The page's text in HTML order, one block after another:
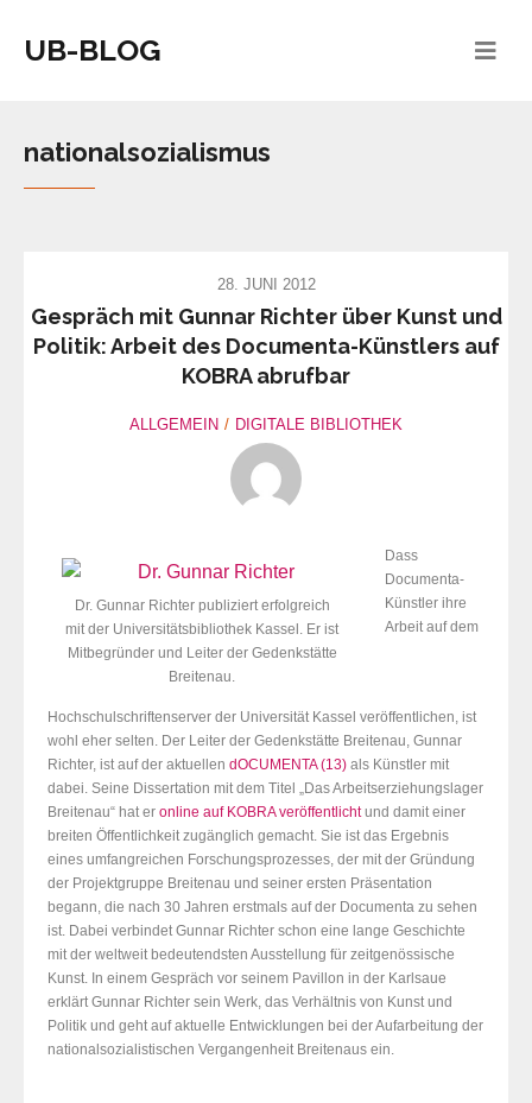
UB-BLOG
nationalsozialismus
28. JUNI 2012
Gespräch mit Gunnar Richter über Kunst und
Politik: Arbeit des Documenta-Künstlers auf
KOBRA abrufbar
ALLGEMEIN DIGITALE BIBLIOTHEK
Dr. Gunnar Richter publiziert erfolgreich
mit der Universitätsbibliothek Kassel. Er ist
Mitbegründer und Leiter der Gedenkstätte
Breitenau.
Dass
Documenta-
Künstler ihre
Arbeit auf dem
Hochschulschriftenserver der Universität Kassel veröffentlichen, ist
wohl eher selten. Der Leiter der Gedenkstätte Breitenau, Gunnar
Richter, ist auf der aktuellen dOCUMENTA (13) als Künstler mit
dabei. Seine Dissertation mit dem Titel „Das Arbeitserziehungslager
Breitenau“ hat er online auf KOBRA veröffentlichtund damit einer
breiten Öffentlichkeit zugänglich gemacht. Sie ist das Ergebnis
eines umfangreichen Forschungsprozesses, der mit der Gründung
der Projektgruppe Breitenau und seiner ersten Präsentation
begann, die nach 30 Jahren erstmals auf der Documenta zu sehen
ist. Dabei verbindet Gunnar Richter schon eine lange Geschichte
mit der weltweit bedeutendsten Ausstellung für zeitgenössische
Kunst. In einem Gespräch vor seinem Pavillon in der Karlsaue
erklärt Gunnar Richter sein Werk, das Verhältnis von Kunst und
Politik und geht auf aktuelle Entwicklungen bei der Aufarbeitung der
nationalsozialistischen Vergangenheit Breitenaus ein.